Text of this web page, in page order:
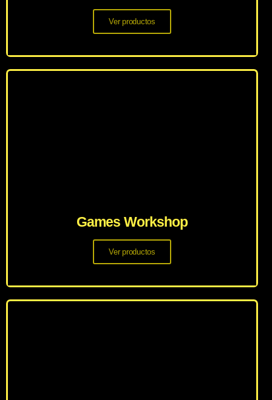
Ver productos
Games Workshop
Ver productos